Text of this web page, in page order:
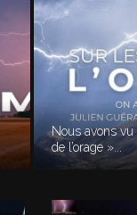
Nous avons
de l’orage »...